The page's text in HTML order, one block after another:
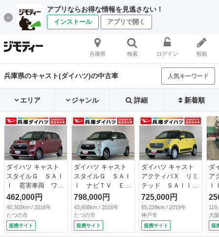
アプリならお得な情報を見逃さない！
インストール アプリで開く
兵庫県 検索 ログイン 投稿
兵庫県のキャスト(ダイハツ)の中古車 人気キーワード
エリア ジャンル 詳細 新着順
ダイハツ キャスト
スタイルＧ ＳＡＩ
Ｉ 雹害車両 ワン
オーナー ナビＴ
Ｖ 雹害車両 １年
保証 ワンオーナ
ー ナビ ＴＶ Ｄ
ＶＤ ＵＳＢ接続
462,000円
40,302km / 2016年
たつの市
提携サイト
ダイハツ キャスト
スタイルＧ ＳＡＩ
Ｉ ナビＴＶ ＥＴ
Ｃ バックカメラ
１年保証 ナビＴ
Ｖ ＥＴＣ バック
カメラ ＬＥＤヘッ
ドライト アイドリ
798,000円
43,608km / 2016年
たつの市
提携サイト
ダイハツ キャスト
アクティバＸ リミ
テッド ＳＡＩＩ
Ｉ ディスプレイオ
ーディオ １年保
証 ディスプレイオ
ーディオ ＤＶＤ
運転席シートヒータ
725,000円
65,239km / 2019年
神戸市
提携サイト
ダ
ア
Ｔ
ー
ス
ア
月
大
提